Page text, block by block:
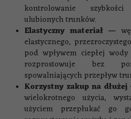
kontrolowanie
ulubionych trunków.
Elastyczny materiał —
elastycznego,
pod wpływem ciepłej
rozprostowuje bez
spowalniających przepływ
Korzystny zakup na dłużej
wielokrotnego użycia,
użyciem przepłukać go